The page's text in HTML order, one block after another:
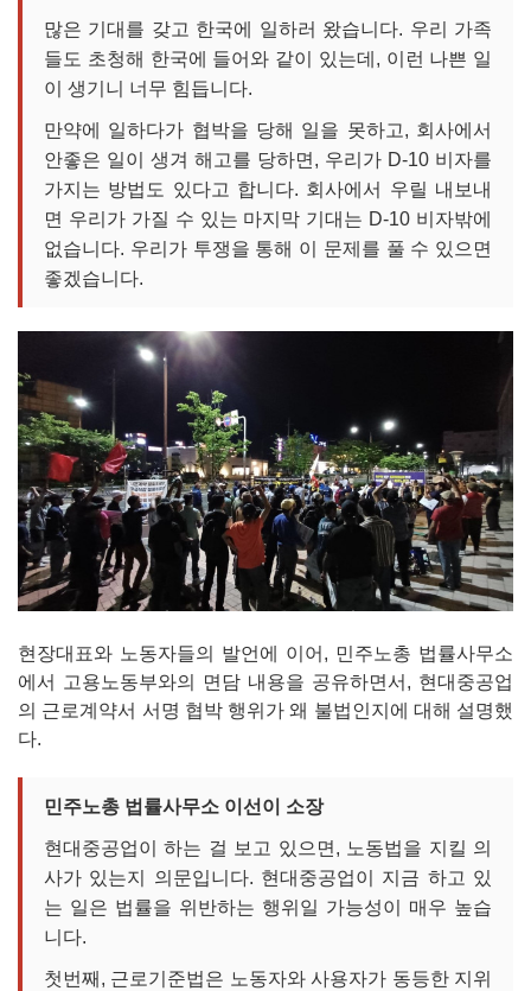
많은 기대를 갖고 한국에 일하러 왔습니다. 우리 가족
들도 초청해 한국에 들어와 같이 있는데, 이런 나쁜 일
이 생기니 너무 힘듭니다.
만약에 일하다가 협박을 당해 일을 못하고, 회사에서
안좋은 일이 생겨 해고를 당하면, 우리가 D-10 비자를
가지는 방법도 있다고 합니다. 회사에서 우릴 내보내
면 우리가 가질 수 있는 마지막 기대는 D-10 비자밖에
없습니다. 우리가 투쟁을 통해 이 문제를 풀 수 있으면
좋겠습니다.
현장대표와 노동자들의 발언에 이어, 민주노총 법률사무소
에서 고용노동부와의 면담 내용을 공유하면서, 현대중공업
의 근로계약서 서명 협박 행위가 왜 불법인지에 대해 설명했
다.
민주노총 법률사무소 이선이 소장
현대중공업이 하는 걸 보고 있으면, 노동법을 지킬 의
사가 있는지 의문입니다. 현대중공업이 지금 하고 있
는 일은 법률을 위반하는 행위일 가능성이 매우 높습
니다.
첫번째, 근로기준법은 노동자와 사용자가 동등한 지위